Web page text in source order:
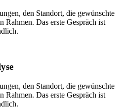
den Standort, die gewünschte
Das erste Gespräch ist
den Standort, die gewünschte
Das erste Gespräch ist